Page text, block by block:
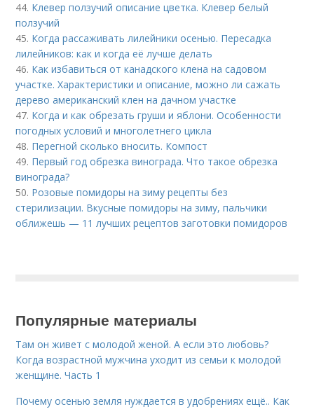
44. Клевер ползучий описание цветка. Клевер белый
ползучий
45. Когда рассаживать лилейники осенью. Пересадка
лилейников: как и когда её лучше делать
46. Как избавиться от канадского клена на садовом
участке. Характеристики и описание, можно ли сажать
дерево американский клен на дачном участке
47. Когда и как обрезать груши и яблони. Особенности
погодных условий и многолетнего цикла
48. Перегной сколько вносить. Компост
49. Первый год обрезка винограда. Что такое обрезка
винограда?
50. Розовые помидоры на зиму рецепты без
стерилизации. Вкусные помидоры на зиму, пальчики
оближешь — 11 лучших рецептов заготовки помидоров
Популярные материалы
Там он живет с молодой женой. А если это любовь?
Когда возрастной мужчина уходит из семьи к молодой
женщине. Часть 1
Почему осенью земля нуждается в удобрениях ещё.. Как